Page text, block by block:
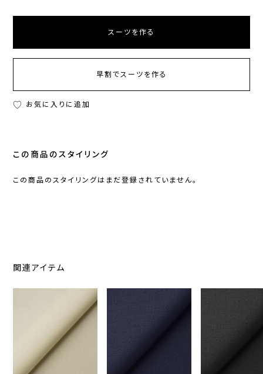
スーツを作る
早割でスーツを作る
お気に入りに追加
この商品のスタイリング
この商品のスタイリングはまだ登録されていません。
関連アイテム